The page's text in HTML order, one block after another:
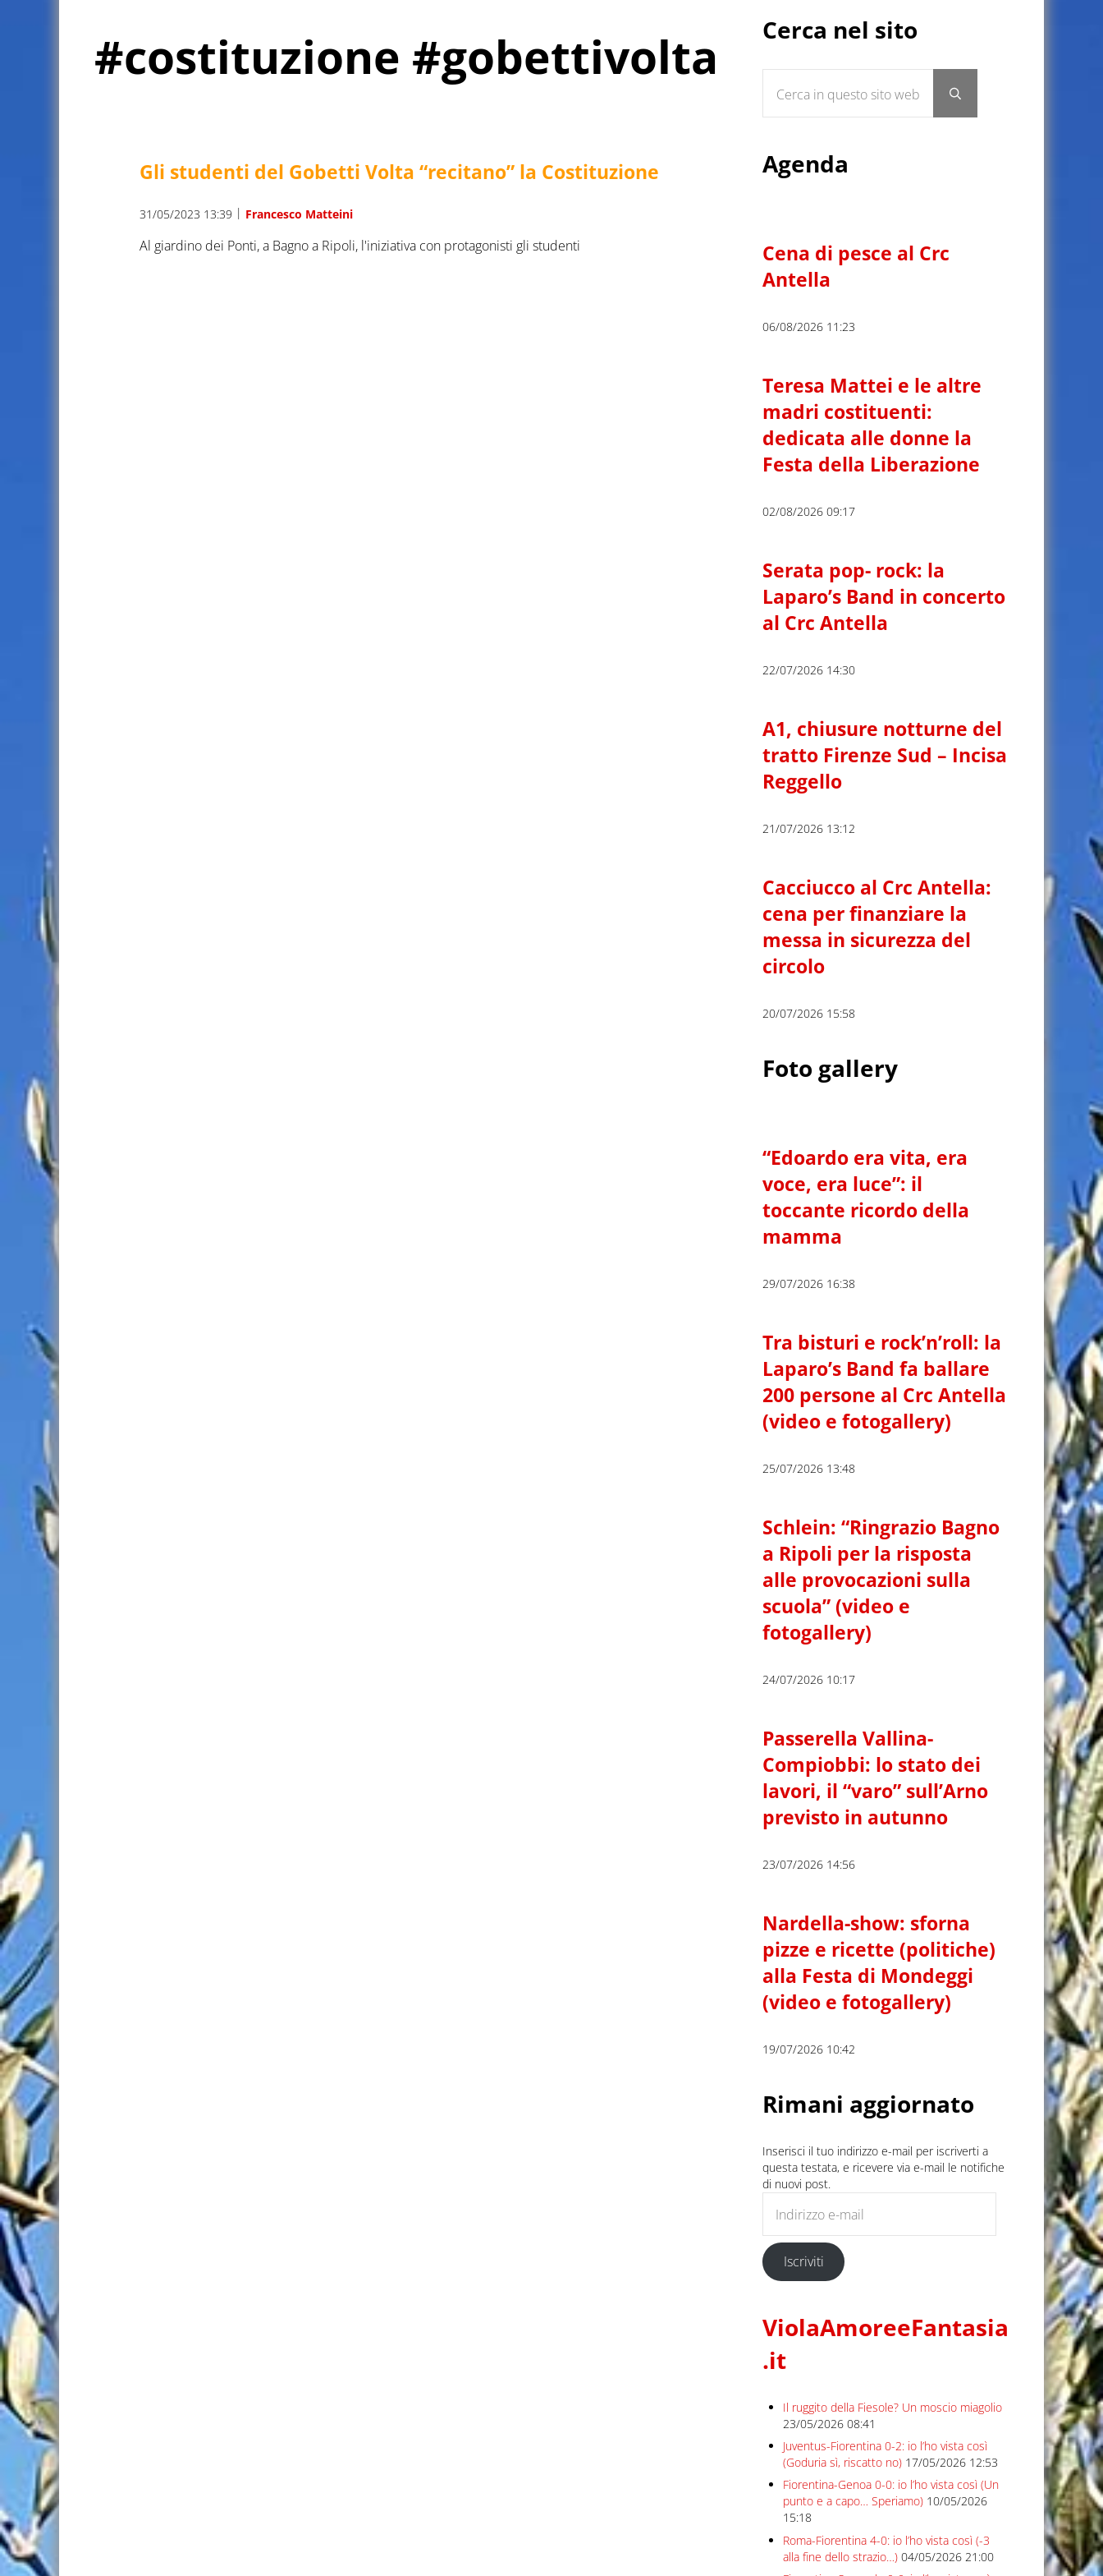
#costituzione #gobettivolta
Gli studenti del Gobetti Volta “recitano” la Costituzione
31/05/2023 13:39 | Francesco Matteini
Al giardino dei Ponti, a Bagno a Ripoli, l'iniziativa con protagonisti gli studenti
Cerca nel sito
Submit search
Agenda
Cena di pesce al Crc
Antella
06/08/2026 11:23
Teresa Mattei e le altre
madri costituenti:
dedicata alle donne la
Festa della Liberazione
02/08/2026 09:17
Serata pop- rock: la
Laparo’s Band in concerto
al Crc Antella
22/07/2026 14:30
A1, chiusure notturne del
tratto Firenze Sud – Incisa
Reggello
21/07/2026 13:12
Cacciucco al Crc Antella:
cena per finanziare la
messa in sicurezza del
circolo
20/07/2026 15:58
Foto gallery
“Edoardo era vita, era
voce, era luce”: il
toccante ricordo della
mamma
29/07/2026 16:38
Tra bisturi e rock’n’roll: la
Laparo’s Band fa ballare
200 persone al Crc Antella
(video e fotogallery)
25/07/2026 13:48
Schlein: “Ringrazio Bagno
a Ripoli per la risposta
alle provocazioni sulla
scuola” (video e
fotogallery)
24/07/2026 10:17
Passerella Vallina-
Compiobbi: lo stato dei
lavori, il “varo” sull’Arno
previsto in autunno
23/07/2026 14:56
Nardella-show: sforna
pizze e ricette (politiche)
alla Festa di Mondeggi
(video e fotogallery)
19/07/2026 10:42
Rimani aggiornato
Inserisci il tuo indirizzo e-mail per iscriverti a
questa testata, e ricevere via e-mail le notifiche
di nuovi post.
Iscriviti
ViolaAmoreeFantasia
.it
Il ruggito della Fiesole? Un moscio miagolio
23/05/2026 08:41
Juventus-Fiorentina 0-2: io l’ho vista così
(Goduria sì, riscatto no) 17/05/2026 12:53
Fiorentina-Genoa 0-0: io l’ho vista così (Un
punto e a capo… Speriamo) 10/05/2026
15:18
Roma-Fiorentina 4-0: io l’ho vista così (-3
alla fine dello strazio…) 04/05/2026 21:00